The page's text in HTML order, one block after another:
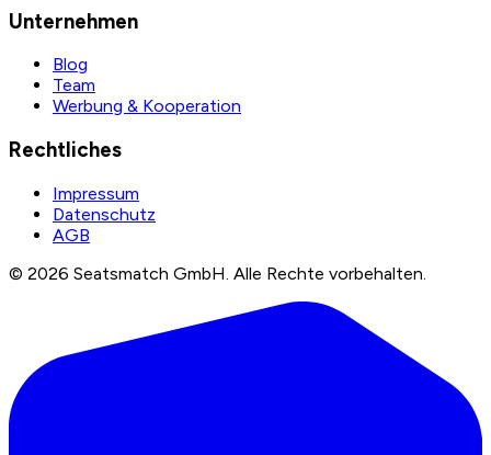
Unternehmen
Blog
Team
Werbung & Kooperation
Rechtliches
Impressum
Datenschutz
AGB
© 2026 Seatsmatch GmbH. Alle Rechte vorbehalten.